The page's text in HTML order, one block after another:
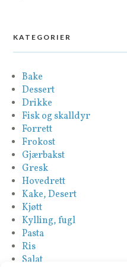
KATEGORIER
Bake
Dessert
Drikke
Fisk og skalldyr
Forrett
Frokost
Gjærbakst
Gresk
Hovedrett
Kake, Desert
Kjøtt
Kylling, fugl
Pasta
Ris
Salat